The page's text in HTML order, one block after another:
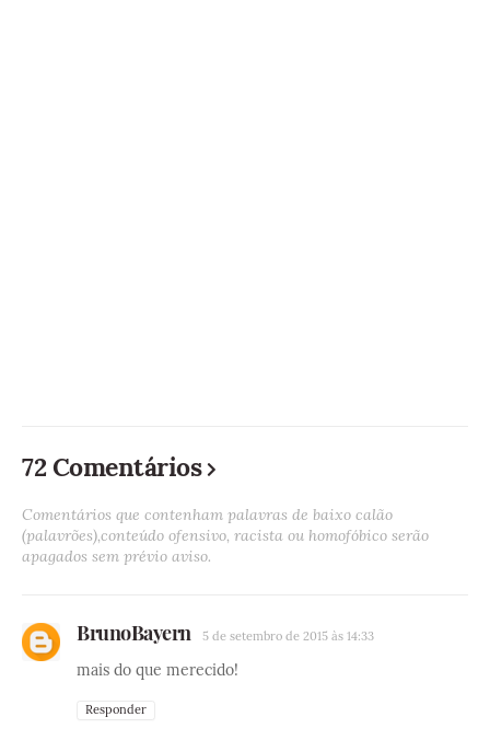
72 Comentários
Comentários que contenham palavras de baixo calão
(palavrões),conteúdo ofensivo, racista ou homofóbico serão
apagados sem prévio aviso.
BrunoBayern 5 de setembro de 2015 às 14:33
mais do que merecido!
Responder